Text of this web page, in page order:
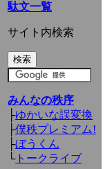
駄文一覧
サイト内検索
みんなの秩序
├ゆかいな誤変換
├僕秩プレミアム!
├ぼうくん
└トークライブ